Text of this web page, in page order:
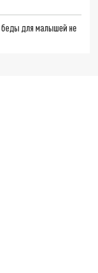
беды для малышей не